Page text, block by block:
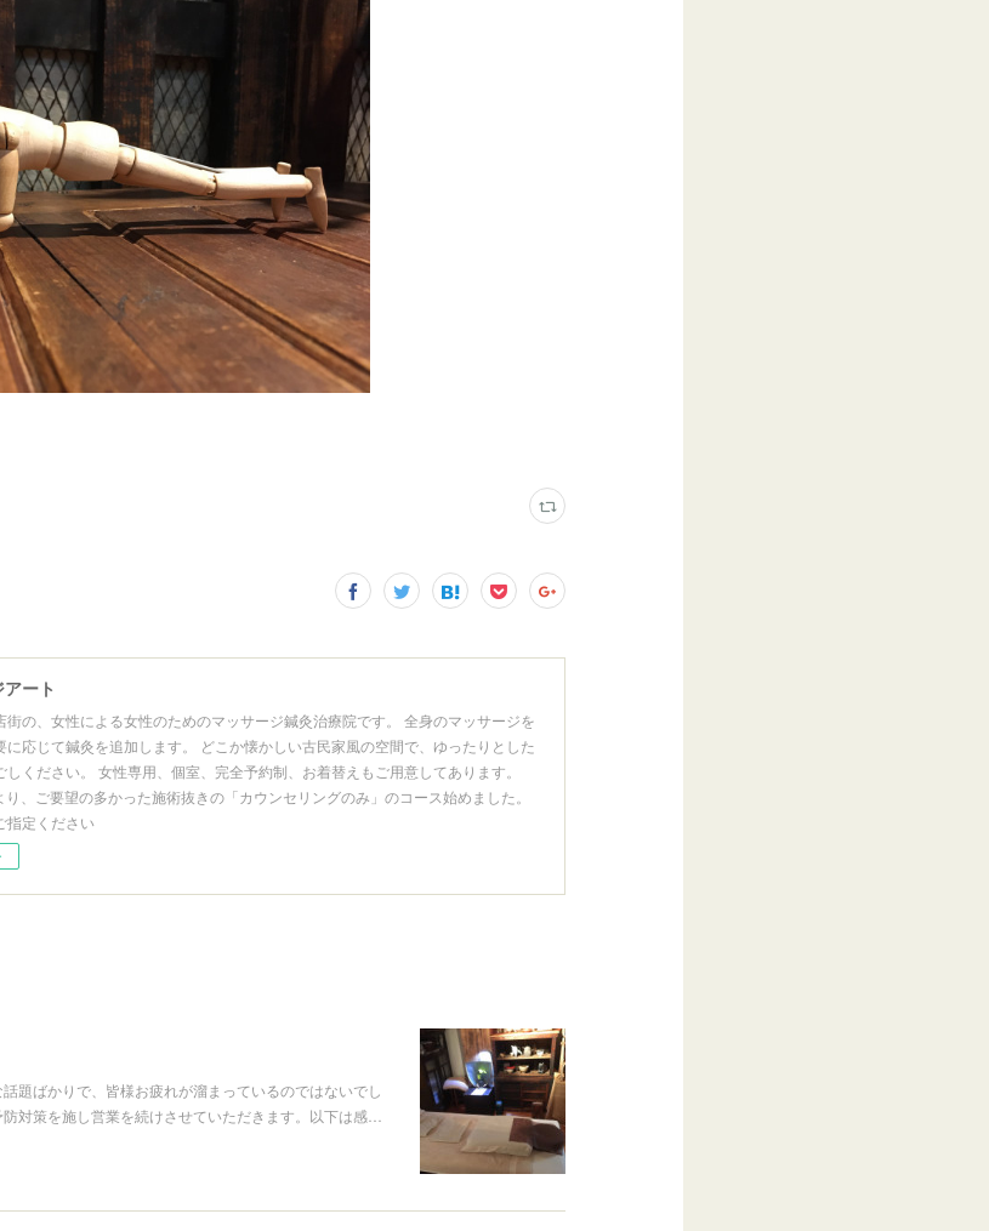
ート
街の、女性による女性のためのマッサージ鍼灸治療院です。 全身のマッサージを
に応じて鍼灸を追加します。 どこか懐かしい古民家風の空間で、ゆったりとした
しください。 女性専用、個室、完全予約制、お着替えもご用意してあります。
、ご要望の多かった施術抜きの「カウンセリングのみ」のコース始めました。
指定ください
題ばかりで、皆様お疲れが溜まっているのではないでし
対策を施し営業を続けさせていただきます。以下は感…